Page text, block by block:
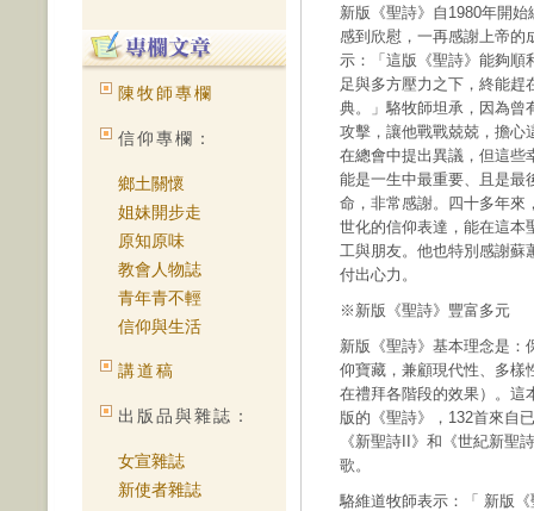
陳牧師專欄
信仰專欄：
鄉土關懷
姐妹開步走
原知原味
教會人物誌
青年青不輕
信仰與生活
講道稿
出版品與雜誌：
女宣雜誌
新使者雜誌
新版《聖詩》自1980年開
感到欣慰，一再感謝上帝的
示：「這版《聖詩》能夠順
足與多方壓力之下，終能趕
典。」駱牧師坦承，因為曾
攻擊，讓他戰戰兢兢，擔心
在總會中提出異議，但這些
能是一生中最重要、且是最
命，非常感謝。四十多年來
世化的信仰表達，能在這本
工與朋友。他也特別感謝蘇
付出心力。
※新版《聖詩》豐富多元
新版《聖詩》基本理念是：
仰寶藏，兼顧現代性、多樣
在禮拜各階段的效果）。這
版的《聖詩》，132首來自
《新聖詩II》和《世紀新聖
歌。
駱維道牧師表示：「 新版